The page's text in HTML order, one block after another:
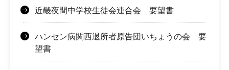
近畿夜間中学校生徒会連合会 要望書
ハンセン病関西退所者原告団いちょうの会 要
望書